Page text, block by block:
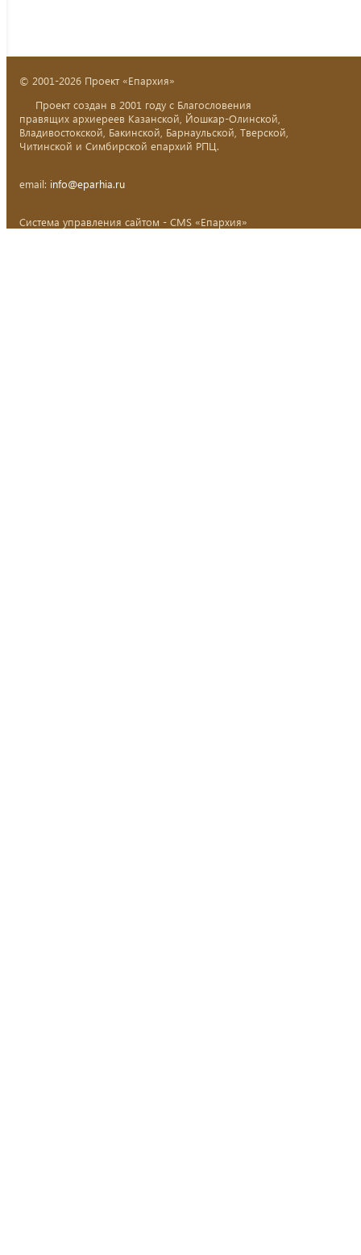
© 2001-2026 Проект «Епархия»
Проект создан в 2001 году с Благословения
правящих архиереев Казанской, Йошкар-Олинской,
Владивостокской, Бакинской, Барнаульской, Тверской,
Читинской и Симбирской епархий РПЦ.
email: info@eparhia.ru
Система управления сайтом - CMS «Епархия»